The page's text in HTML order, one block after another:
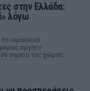
στην Ελλάδα:
λόγω
ισραηλινό
οργής»
σημεία της χώρας.